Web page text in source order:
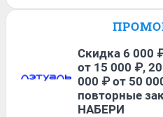
Скидка 6 000
от 15 000 ₽,
000 ₽ от 50
повторные
НАБЕРИ